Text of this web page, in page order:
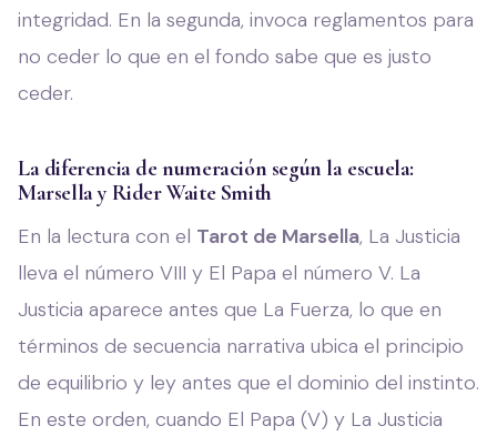
integridad. En la segunda, invoca reglamentos para
no ceder lo que en el fondo sabe que es justo
ceder.
La diferencia de numeración según la escuela:
Marsella y Rider Waite Smith
En la lectura con el Tarot de Marsella, La Justicia
lleva el número VIII y El Papa el número V. La
Justicia aparece antes que La Fuerza, lo que en
términos de secuencia narrativa ubica el principio
de equilibrio y ley antes que el dominio del instinto.
En este orden, cuando El Papa (V) y La Justicia